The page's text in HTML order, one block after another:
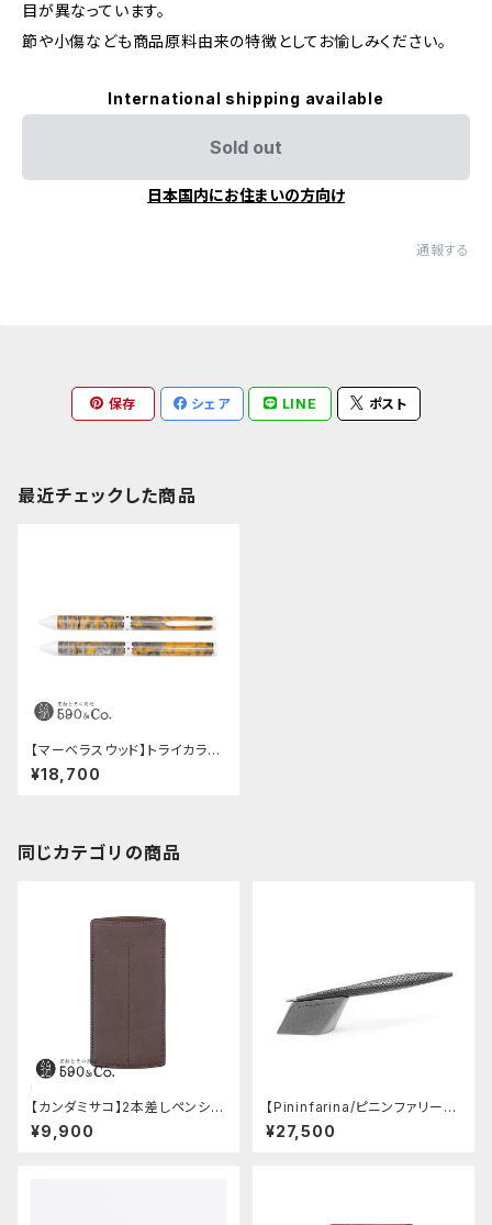
目が異なっています。
節や小傷なども商品原料由来の特徴としてお愉しみください。
International shipping available
Sold out
日本国内にお住まいの方向け
通報する
保存 シェア LINE ポスト
最近チェックした商品
【マーベラスウッド】トライカラー
ボールペン (レジン)13
¥18,700
同じカテゴリの商品
【カンダミサコ】2本差しペンシー
ス・ミネルバボックス (カスター
ニョ)
¥9,900
【Pininfarina/ピニンファリー
ナ】Speedform (チタン)
¥27,500